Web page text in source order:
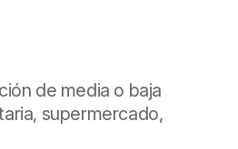
de media o baja
supermercado,